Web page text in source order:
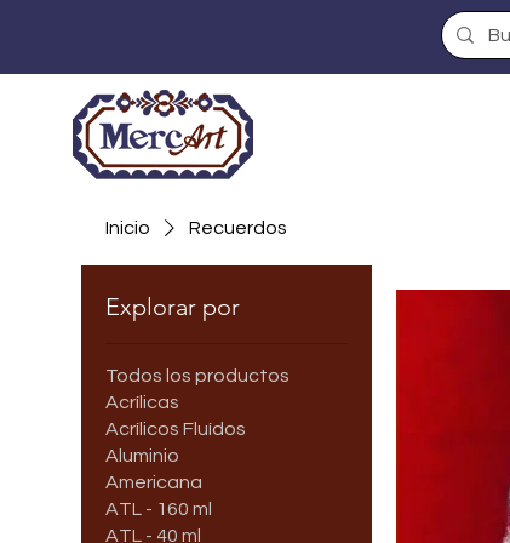
Inicio Recuerdos
Explorar por
Todos los productos
Acrílicas
Acrílicos Fluídos
Aluminio
Americana
ATL - 160 ml
ATL - 40 ml